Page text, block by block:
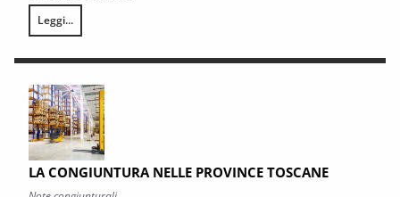
Leggi...
I CONTRATTI PUBBLICI AL TERMINE DEL PNRR – Andamento
LA CONGIUNTURA NELLE PROVINCE TOSCANE